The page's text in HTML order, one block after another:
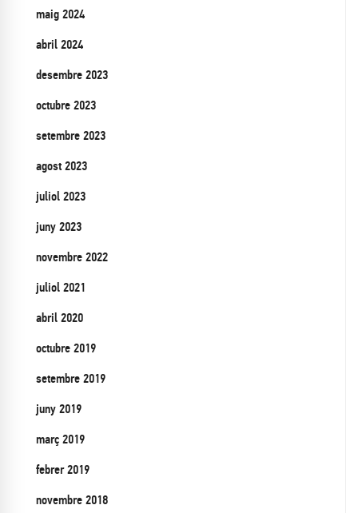
maig 2024
abril 2024
desembre 2023
octubre 2023
setembre 2023
agost 2023
juliol 2023
juny 2023
novembre 2022
juliol 2021
abril 2020
octubre 2019
setembre 2019
juny 2019
març 2019
febrer 2019
novembre 2018